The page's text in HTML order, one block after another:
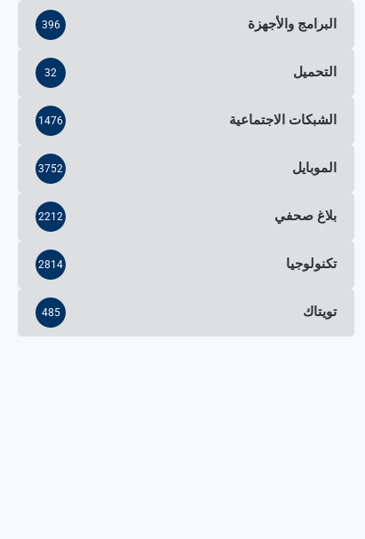
البرامج والأجهزة 396
التحميل 32
الشبكات الاجتماعية 1476
الموبايل 3752
بلاغ صحفي 2212
تكنولوجيا 2814
تويتاك 485